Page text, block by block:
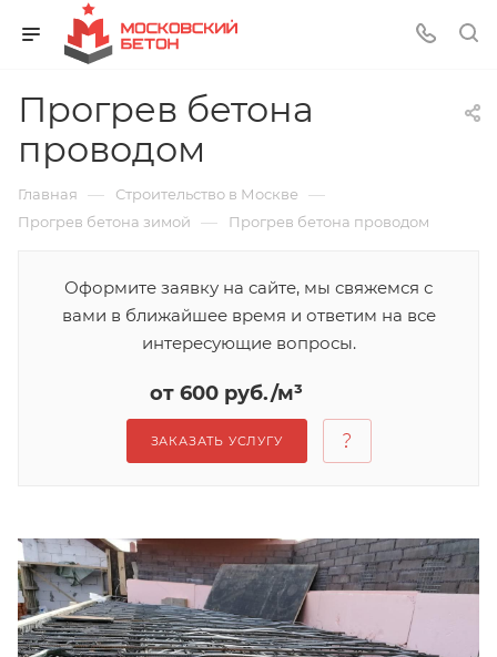
Прогрев бетона
проводом
Главная — Строительство в Москве —
Прогрев бетона зимой — Прогрев бетона проводом
Оформите заявку на сайте, мы свяжемся с
вами в ближайшее время и ответим на все
интересующие вопросы.
от 600 руб./м³
ЗАКАЗАТЬ УСЛУГУ